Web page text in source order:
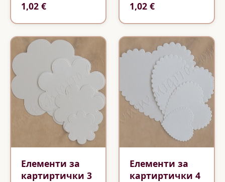
1,02 €
1,02 €
Елементи за
картиртички 3
Елементи за
картиртички 4